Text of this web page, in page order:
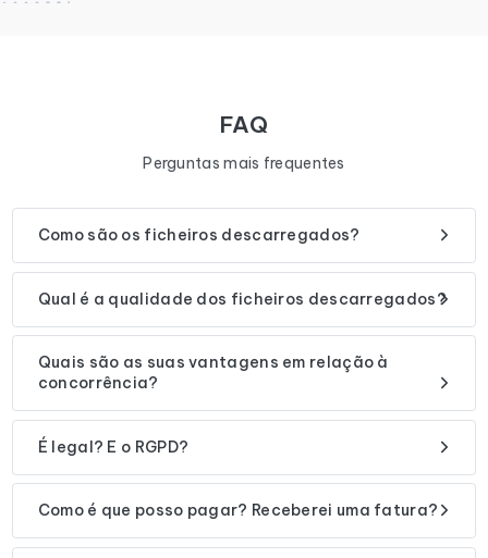
FAQ
Perguntas mais frequentes
Como são os ficheiros descarregados?
Qual é a qualidade dos ficheiros descarregados?
Quais são as suas vantagens em relação à
concorrência?
É legal? E o RGPD?
Como é que posso pagar? Receberei uma fatura?